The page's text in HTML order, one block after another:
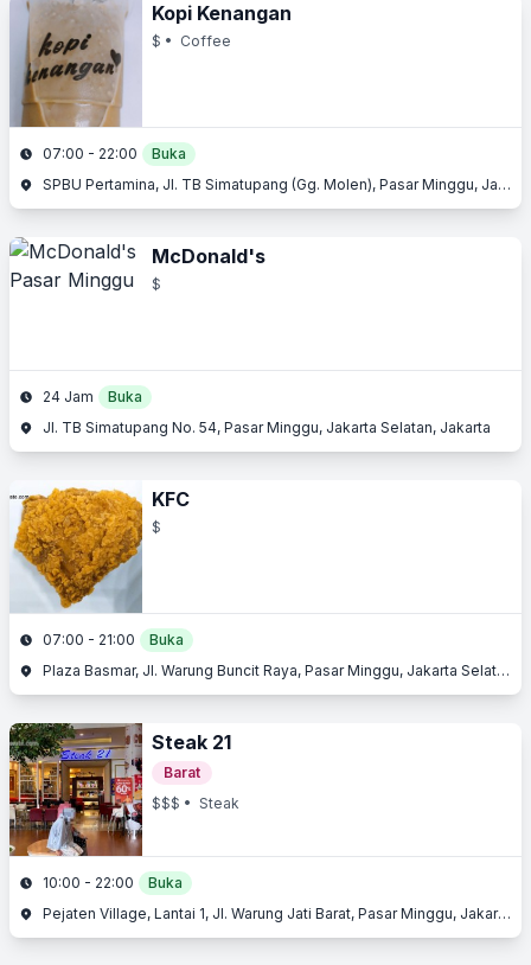
Kopi Kenangan
$ • Coffee
07:00 - 22:00
Buka
SPBU Pertamina, Jl. TB Simatupang (Gg. Molen), Pasar Minggu, Jakarta Selatan, Jakarta
McDonald's
$
24 Jam
Buka
Jl. TB Simatupang No. 54, Pasar Minggu, Jakarta Selatan, Jakarta
KFC
$
07:00 - 21:00
Buka
Plaza Basmar, Jl. Warung Buncit Raya, Pasar Minggu, Jakarta Selatan, Jakarta
Steak 21
Barat
$$$ • Steak
10:00 - 22:00
Buka
Pejaten Village, Lantai 1, Jl. Warung Jati Barat, Pasar Minggu, Jakarta Selatan, Jakarta